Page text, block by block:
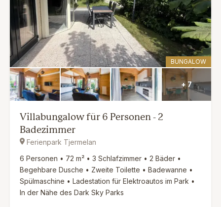
BUNGALOW
+ 7
Villabungalow für 6 Personen - 2
Badezimmer
Ferienpark Tjermelan
6 Personen • 72 m² • 3 Schlafzimmer • 2 Bäder •
Begehbare Dusche • Zweite Toilette • Badewanne •
Spülmaschine • Ladestation für Elektroautos im Park •
In der Nähe des Dark Sky Parks